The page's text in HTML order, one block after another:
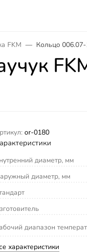
FKM Кольцо
or-0180
диаметр, мм
диаметр, мм
диапазон
характеристики